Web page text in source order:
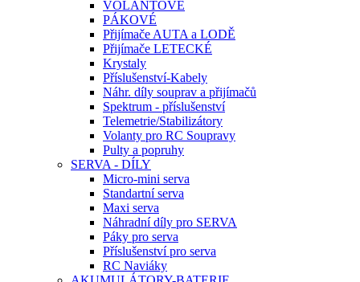
VOLANTOVÉ
PÁKOVÉ
Přijímače AUTA a LODĚ
Přijímače LETECKÉ
Krystaly
Příslušenství-Kabely
Náhr. díly souprav a přijímačů
Spektrum - příslušenství
Telemetrie/Stabilizátory
Volanty pro RC Soupravy
Pulty a popruhy
SERVA - DÍLY
Micro-mini serva
Standartní serva
Maxi serva
Náhradní díly pro SERVA
Páky pro serva
Příslušenství pro serva
RC Naviáky